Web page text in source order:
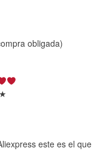
obligada)
este es el que